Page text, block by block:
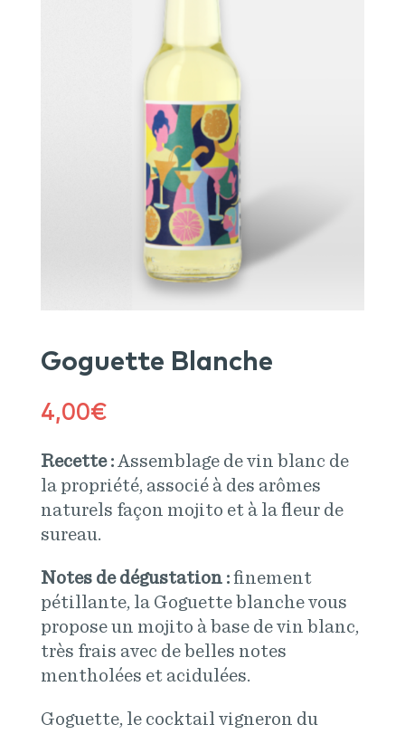
Goguette Blanche
4,00€
Recette :Assemblage de vin blanc de
la propriété, associé à des arômes
naturels façon mojito et à la fleur de
sureau.
Notes de dégustation :finement
pétillante, la Goguette blanche vous
propose un mojito à base de vin blanc,
très frais avec de belles notes
mentholées et acidulées.
Goguette, le cocktail vigneron du